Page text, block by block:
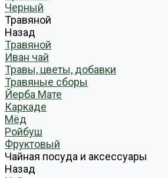
Черный
Травяной
Назад
Травяной
Иван чай
Травы, цветы, добавки
Травяные сборы
Йерба Мате
Каркаде
Мёд
Ройбуш
Фруктовый
Чайная посуда и аксессуары
Назад